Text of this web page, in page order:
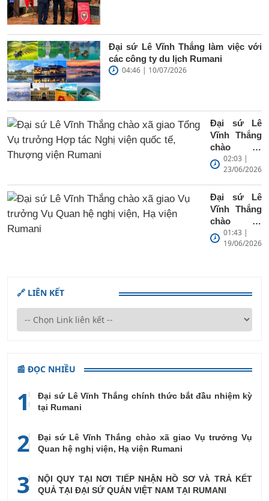
Đại sứ Lê Vĩnh Thắng làm việc với
các công ty du lịch Rumani
04:46 | 10/07/2026
Đại sứ Lê
Vĩnh Thắng
chào xã
giao Tổng
Vụ trưởng
Hợp tác
Nghị viện
quốc tế,
Thượng
viện
Rumani
02:03 |
23/06/2026
Đại sứ Lê
Vĩnh Thắng
chào xã
giao Vụ
trưởng Vụ
Rumani
01:43 |
19/06/2026
🔗 LIÊN KẾT
📰 ĐỌC NHIỀU
1
Đại sứ Lê Vĩnh Thắng chính thức bắt đầu nhiệm kỳ
tại Rumani
2
Đại sứ Lê Vĩnh Thắng chào xã giao Vụ trưởng Vụ
Quan hệ nghị viện, Hạ viện Rumani
3
NỘI QUY TẠI NƠI TIẾP NHẬN HỒ SƠ VÀ TRẢ KẾT
QUẢ TẠI ĐẠI SỨ QUÁN VIỆT NAM TẠI RUMANI